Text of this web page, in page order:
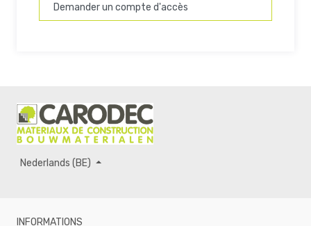
Demander un compte d'accès
Nederlands (BE)
INFORMATIONS